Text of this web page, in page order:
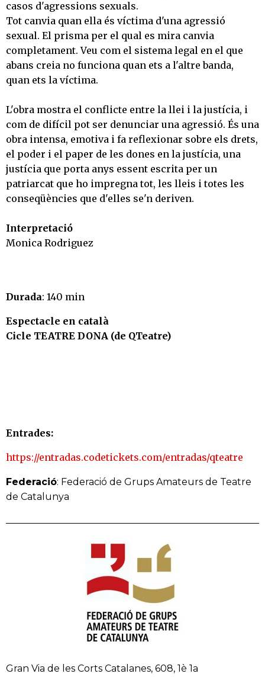
casos d'agressions sexuals.
Tot canvia quan ella és víctima d'una agressió
sexual. El prisma per el qual es mira canvia
completament. Veu com el sistema legal en el que
abans creia no funciona quan ets a l'altre banda,
quan ets la víctima.
L'obra mostra el conflicte entre la llei i la justícia, i
com de difícil pot ser denunciar una agressió. És una
obra intensa, emotiva i fa reflexionar sobre els drets,
el poder i el paper de les dones en la justícia, una
justícia que porta anys essent escrita per un
patriarcat que ho impregna tot, les lleis i totes les
conseqüències que d'elles se'n deriven.
Interpretació
Monica Rodriguez
Durada: 140 min
Espectacle en català
Cicle TEATRE DONA (de QTeatre)
Entrades:
https://entradas.codetickets.com/entradas/qteatre
Federació: Federació de Grups Amateurs de Teatre
de Catalunya
Gran Via de les Corts Catalanes, 608, 1è 1a